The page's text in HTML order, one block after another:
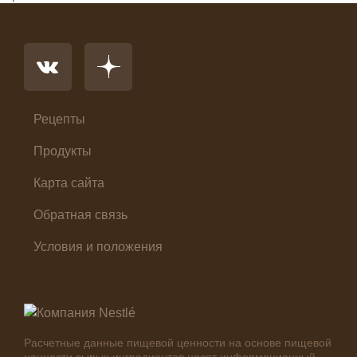
Холодные закуски
Рецепты
Продукты
Карта сайта
Обратная связь
Условия и положения
Расчетные данные пищевой ценности на основе пищевой